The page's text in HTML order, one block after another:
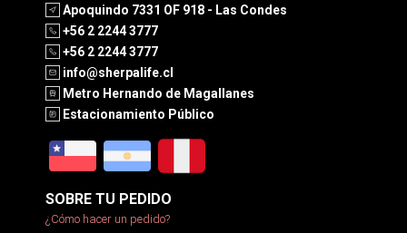
Apoquindo 7331 OF 918 - Las Condes
+56 2 2244 3777
+56 2 2244 3777
info@sherpalife.cl
Metro Hernando de Magallanes
Estacionamiento Público
SOBRE TU PEDIDO
¿Cómo hacer un pedido?